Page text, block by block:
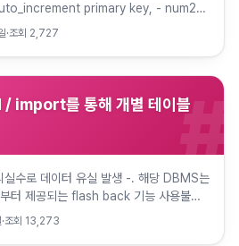
primary key, - num2
·조회 2,727
를 통해 개별 테이블#
수로 데이터 유실 발생 -. 해당 DBMS는
터 제공되는 flash back 기능 사용불가
…
·조회 13,273